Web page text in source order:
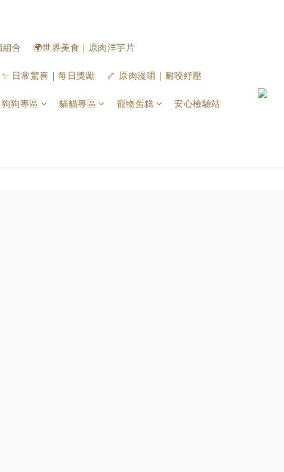
組合 🌍世界美食｜原肉洋芋片
✨ 日常驚喜｜每日獎勵 🦴 原肉漫嚼｜耐咬紓壓
狗狗專區 貓貓專區 寵物蛋糕 安心檢驗站